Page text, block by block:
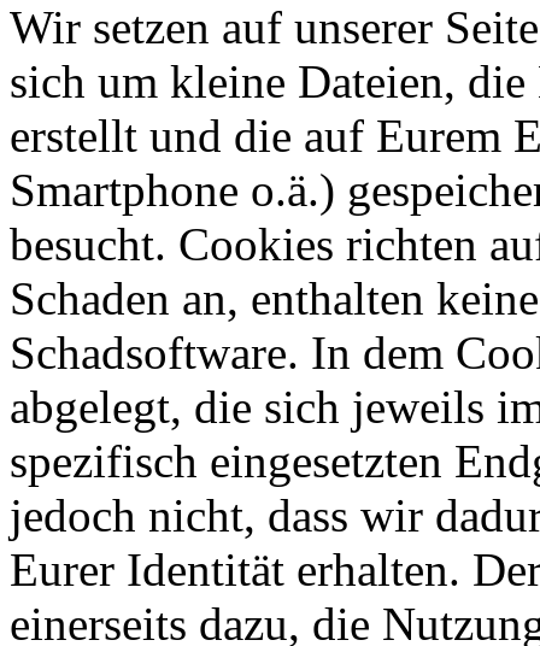
Wir setzen auf unserer
sich um kleine Dateien,
erstellt und die auf Eurem
Smartphone o.ä.)
besucht. Cookies richten
Schaden an, enthalten
Schadsoftware. In dem
abgelegt, die sich jeweils
spezifisch eingesetzten
jedoch nicht, dass wir
Eurer Identität erhalten.
einerseits dazu, die